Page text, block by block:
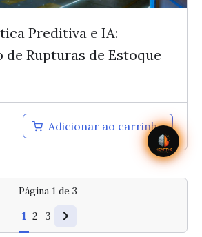
Preditiva e IA:
de Rupturas de Estoque
Adicionar ao carrinho
Página 1 de 3
1 2 3